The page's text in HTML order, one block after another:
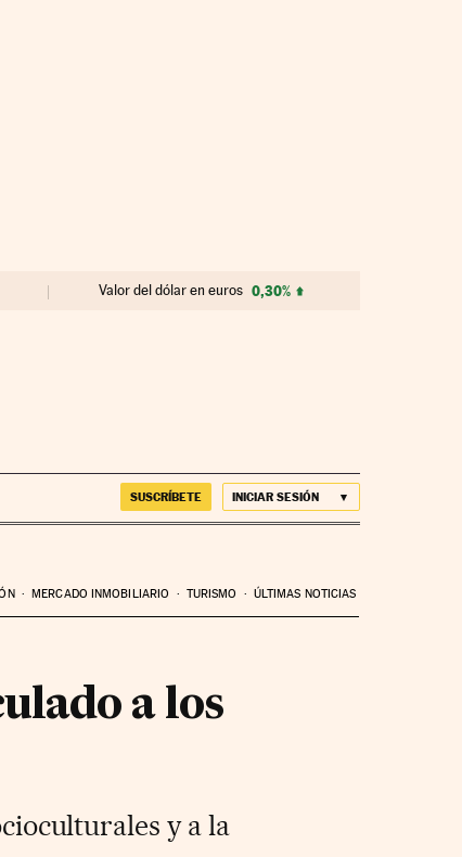
Valor del dólar en euros 0,30%
SUSCRÍBETE INICIAR SESIÓN
MERCADO INMOBILIARIO TURISMO ÚLTIMAS NOTICIAS
a los
y a la